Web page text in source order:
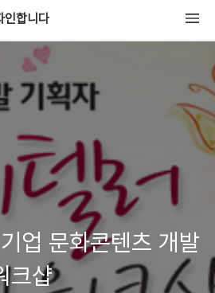
인합니다
업 문화콘텐츠 개발
크샵